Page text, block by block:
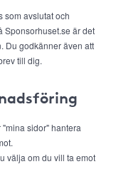
som avslutat och
Sponsorhuset.se är det
Du godkänner även att
till dig.
sidor" hantera
välja om du vill ta emot